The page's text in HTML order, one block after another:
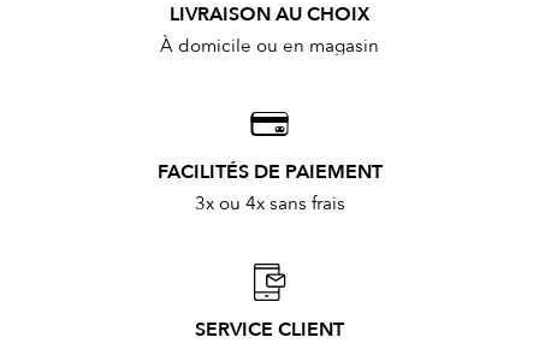
LIVRAISON AU CHOIX
À domicile ou en magasin
FACILITÉS DE PAIEMENT
3x ou 4x sans frais
SERVICE CLIENT